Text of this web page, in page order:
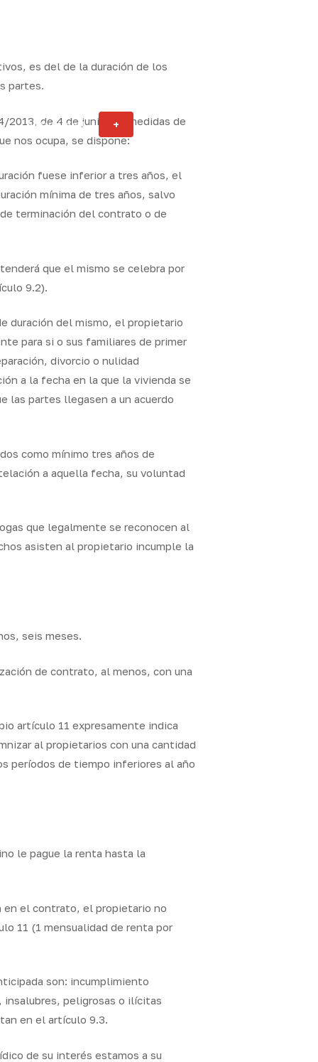
Actualidad +
es del de la duración de los
partes.
2013, de 4 de junio, de medidas de
nos ocupa, se dispone:
fuese inferior a tres años, el
mínima de tres años, salvo
terminación del contrato o de
que el mismo se celebra por
9.2).
duración del mismo, el propietario
para si o sus familiares de primer
divorcio o nulidad
a la fecha en la que la vivienda se
las partes llegasen a un acuerdo
como mínimo tres años de
a aquella fecha, su voluntad
que legalmente se reconocen al
asisten al propietario incumple la
seis meses.
de contrato, al menos, con una
artículo 11 expresamente indica
al propietarios con una cantidad
períodos de tiempo inferiores al año
le pague la renta hasta la
en el contrato, el propietario no
11 (1 mensualidad de renta por
son: incumplimiento
insalubres, peligrosas o ilícitas
en el artículo 9.3.
de su interés estamos a su